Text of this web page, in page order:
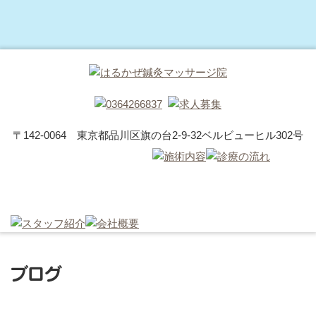
〒142-0064 東京都品川区旗の台2-9-32ベルビューヒル302号
ブログ